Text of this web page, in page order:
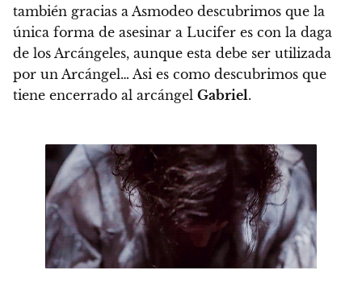
también gracias a Asmodeo descubrimos que la
única forma de asesinar a Lucifer es con la daga
de los Arcángeles, aunque esta debe ser utilizada
por un Arcángel… Asi es como descubrimos que
tiene encerrado al arcángel Gabriel.